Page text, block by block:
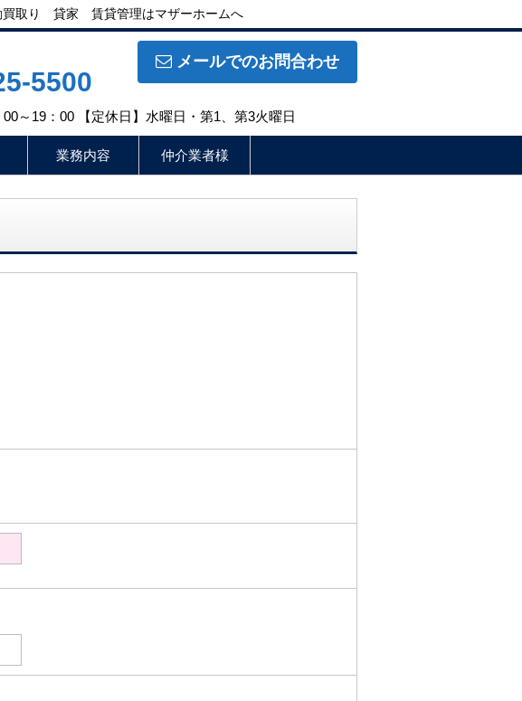
取り 貸家 賃貸管理はマザーホームへ
メールでのお問合わせ
5500
00～19：00 【定休日】水曜日・第1、第3火曜日
業務内容 仲介業者様